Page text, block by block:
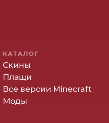
КАТАЛОГ
Скины
Плащи
Все версии Minecraft
Моды